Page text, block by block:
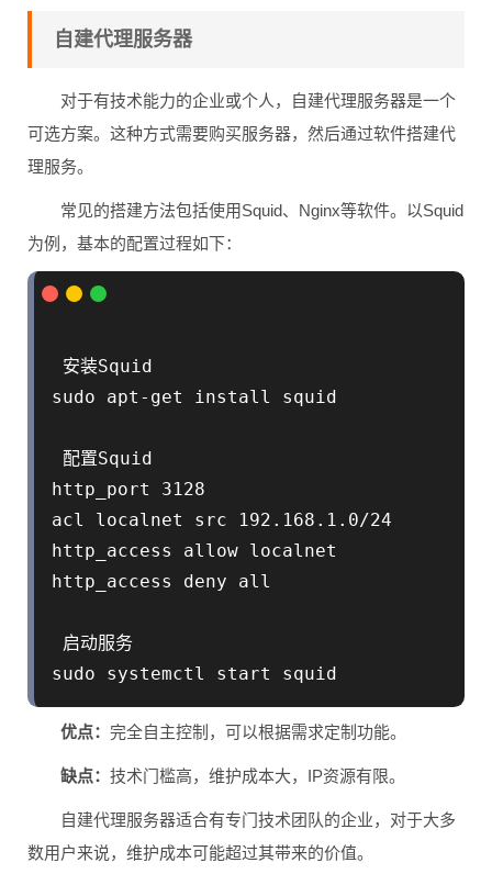
自建代理服务器
对于有技术能力的企业或个人，自建代理服务器是一个
可选方案。这种方式需要购买服务器，然后通过软件搭建代
理服务。
常见的搭建方法包括使用Squid、Nginx等软件。以Squid
为例，基本的配置过程如下：
安装Squid
sudo apt-get install squid
配置Squid
http_port 3128
acl localnet src 192.168.1.0/24
http_access allow localnet
http_access deny all
启动服务
优点： 完全自主控制，可以根据需求定制功能。
缺点： 技术门槛高，维护成本大，IP资源有限。
自建代理服务器适合有专门技术团队的企业，对于大多
数用户来说，维护成本可能超过其带来的价值。